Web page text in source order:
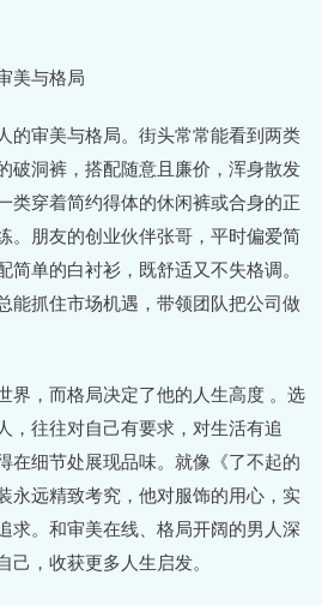
美与格局
的审美与格局。街头常常能看到两类
破洞裤，搭配随意且廉价，浑身散发
类穿着简约得体的休闲裤或合身的正
。朋友的创业伙伴张哥，平时偏爱简
单的白衬衫，既舒适又不失格调。
能抓住市场机遇，带领团队把公司做
界，而格局决定了他的人生高度 。选
，往往对自己有要求，对生活有追
在细节处展现品味。就像《了不起的
永远精致考究，他对服饰的用心，实
求。和审美在线、格局开阔的男人深
，收获更多人生启发。